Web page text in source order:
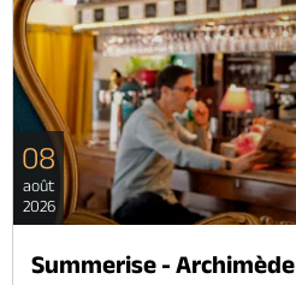
08
août
2026
Summerise - Archimède